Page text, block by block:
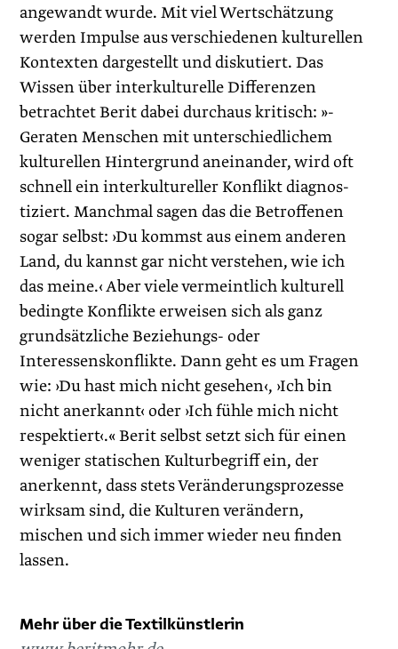
angewandt wurde. Mit viel Wertschätzung
werden Impulse aus verschiedenen kulturellen
Kontexten dargestellt und diskutiert. Das
Wissen über interkulturelle Differenzen
betrachtet Berit dabei durchaus kritisch: »­
Geraten Menschen mit unterschiedlichem
kulturellen Hintergrund anein­ander, wird oft
schnell ein interkultureller Konflikt dia­gnos­
tiziert. Manchmal sagen das die Betroffenen
sogar selbst: ›Du kommst aus einem anderen
Land, du kannst gar nicht verstehen, wie ich
das meine.‹ Aber viele vermeintlich kulturell
bedingte Konflikte erweisen sich als ganz
grundsätzliche Beziehungs- oder
Interessenskonflikte. Dann geht es um Fragen
wie: ›Du hast mich nicht gesehen‹, ›Ich bin
nicht anerkannt‹ oder ›Ich fühle mich nicht
respektiert‹.« Berit selbst setzt sich für einen
weniger statischen Kulturbegriff ein, der
anerkennt, dass stets Veränderungsprozesse
wirksam sind, die Kulturen verändern,
mischen und sich immer wieder neu finden
lassen.
Mehr über die Textilkünstlerin